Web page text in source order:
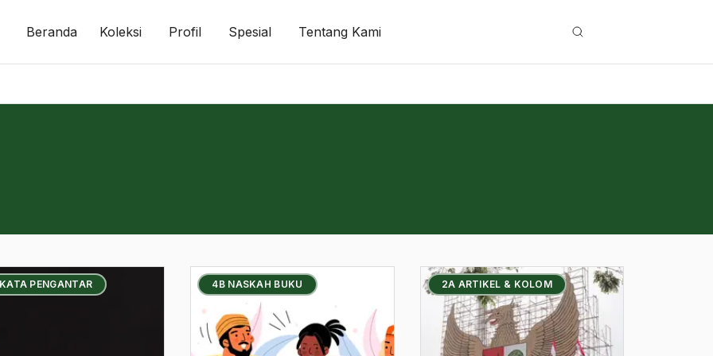
Beranda Koleksi Profil Spesial Tentang Kami
PENGANTAR 4B NASKAH BUKU 2A ARTIKEL & KOLOM